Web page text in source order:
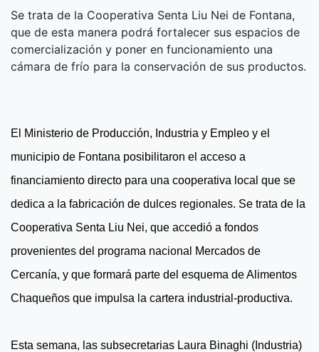
Se trata de la Cooperativa Senta Liu Nei de Fontana,
que de esta manera podrá fortalecer sus espacios de
comercialización y poner en funcionamiento una
cámara de frío para la conservación de sus productos.
El Ministerio de Producción, Industria y Empleo y el
municipio de Fontana posibilitaron el acceso a
financiamiento directo para una cooperativa local que se
dedica a la fabricación de dulces regionales. Se trata de la
Cooperativa Senta Liu Nei, que accedió a fondos
provenientes del programa nacional Mercados de
Cercanía, y que formará parte del esquema de Alimentos
Chaqueños que impulsa la cartera industrial-productiva.
Esta semana, las subsecretarias Laura Binaghi (Industria)